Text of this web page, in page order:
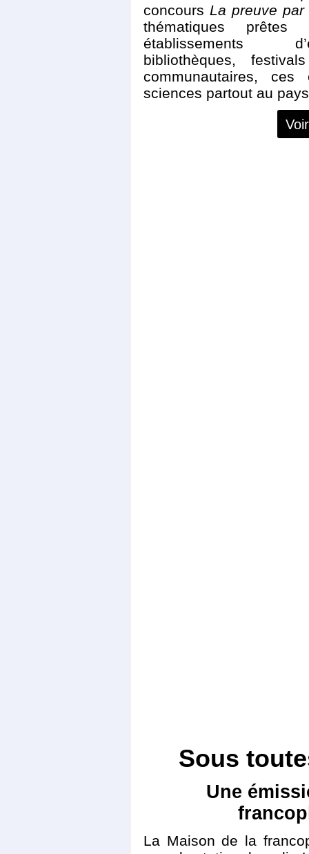
concours La preuve par
thématiques
établissements
bibliothèques,
communautaires,
sciences partout au
Sous
Une
La Maison de la